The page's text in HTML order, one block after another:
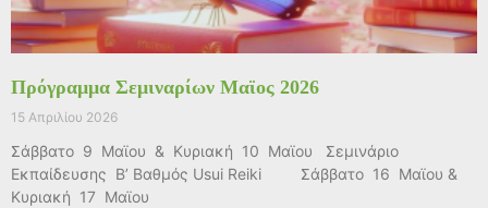
Πρόγραμμα Σεμιναρίων Μαϊος 2026
15 Απριλίου 2026
Σάββατο 9 Μαϊου & Κυριακή 10 Μαϊου Σεμινάριο
Εκπαίδευσης Β’ Βαθμός Usui Reiki Σάββατο 16 Μαϊου &
Κυριακή 17 Μαϊου